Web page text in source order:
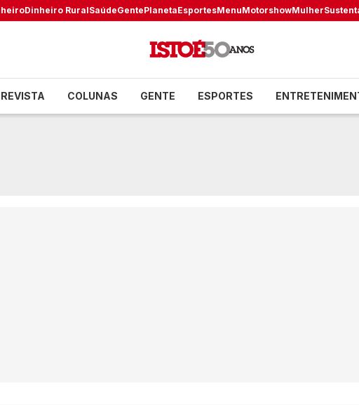
Dinheiro RuralSaúdeGentePlanetaEsportesMenuMotorshowMulher
REVISTA COLUNAS GENTE ESPORTES